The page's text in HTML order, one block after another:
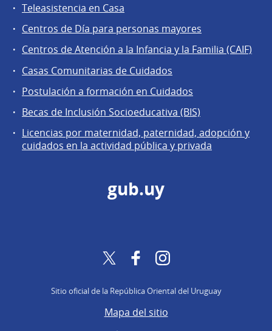
Teleasistencia en Casa
Centros de Día para personas mayores
Centros de Atención a la Infancia y la Familia (CAIF)
Casas Comunitarias de Cuidados
Postulación a formación en Cuidados
Becas de Inclusión Socioeducativa (BIS)
Licencias por maternidad, paternidad, adopción y
cuidados en la actividad pública y privada
gub.uy
Twitter FacebookInstagram
Sitio oficial de la República Oriental del Uruguay
Mapa del sitio